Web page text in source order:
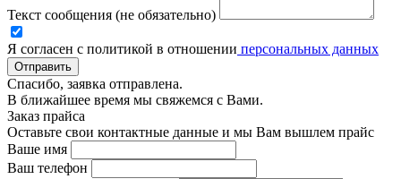
Текст сообщения (не обязательно)
Я согласен с политикой в отношении персональных данных
Отправить
Спасибо, заявка отправлена.
В ближайшее время мы свяжемся с Вами.
Заказ прайса
Оставьте свои контактные данные и мы Вам вышлем прайс
Ваше имя
Ваш телефон